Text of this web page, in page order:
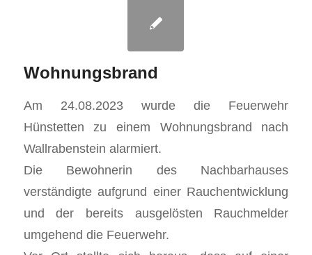
Wohnungsbrand
Am 24.08.2023 wurde die Feuerwehr
Hünstetten zu einem Wohnungsbrand nach
Wallrabenstein alarmiert.
Die Bewohnerin des Nachbarhauses
verständigte aufgrund einer Rauchentwicklung
und der bereits ausgelösten Rauchmelder
umgehend die Feuerwehr.